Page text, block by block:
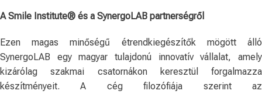
A Smile Institute® és a SynergoLAB partnerségről
Ezen magas minőségű étrendkiegészítők mögött álló
SynergoLAB egy magyar tulajdonú innovatív vállalat, amely
kizárólag szakmai csatornákon keresztül forgalmazza
készítményeit. A cég filozófiája szerint az